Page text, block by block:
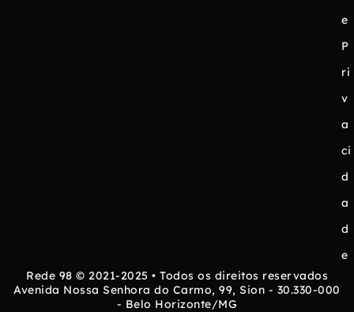
e
P
ri
v
a
ci
d
a
d
e
Rede 98 © 2021-2025 • Todos os direitos reservados
Avenida Nossa Senhora do Carmo, 99, Sion - 30.330-000
- Belo Horizonte/MG